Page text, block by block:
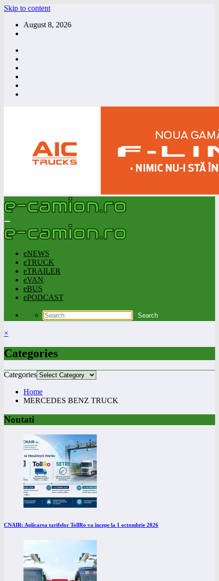
Skip to content
August 8, 2026
eNEWS
eTRUCK
eTRAILER
eVAN
eBUS
ePODCAST
×
Categories
Categories
Home
MERCEDES BENZ TRUCK
Noutati
CNAIR: Aplicarea tarifelor TollRo va începe la 1 octombrie 2026